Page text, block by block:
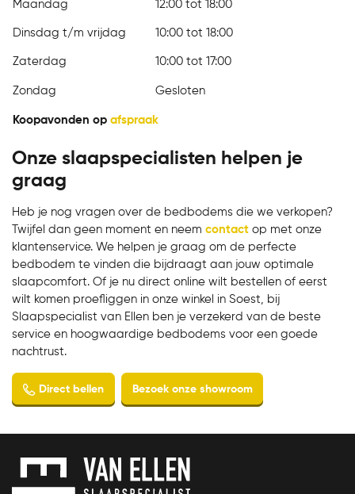
Maandag 12:00 tot 18:00
Dinsdag t/m vrijdag 10:00 tot 18:00
Zaterdag 10:00 tot 17:00
Zondag Gesloten
Koopavonden op afspraak
Onze slaapspecialisten helpen je
graag
Heb je nog vragen over de bedbodems die we verkopen?
Twijfel dan geen moment en neem contact op met onze
klantenservice. We helpen je graag om de perfecte
bedbodem te vinden die bijdraagt aan jouw optimale
slaapcomfort. Of je nu direct online wilt bestellen of eerst
wilt komen proefliggen in onze winkel in Soest, bij
Slaapspecialist van Ellen ben je verzekerd van de beste
service en hoogwaardige bedbodems voor een goede
nachtrust.